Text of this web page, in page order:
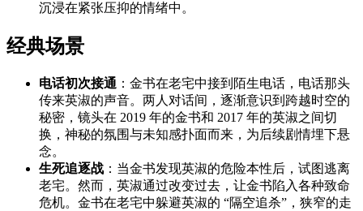
沉浸在紧张压抑的情绪中。
经典场景
电话初次接通 ：金书在老宅中接到陌生电话，电话那头
传来英淑的声音。两人对话间，逐渐意识到跨越时空的
秘密，镜头在 2019 年的金书和 2017 年的英淑之间切
换，神秘的氛围与未知感扑面而来，为后续剧情埋下悬
念。
生死追逐战 ：当金书发现英淑的危险本性后，试图逃离
老宅。然而，英淑通过改变过去，让金书陷入各种致命
危机。金书在老宅中躲避英淑的 “隔空追杀”，狭窄的走